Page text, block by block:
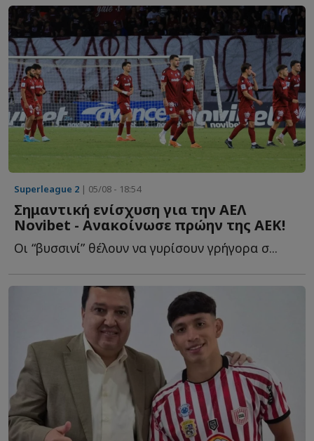
Superleague 2 | 05/08 - 18:54
Σημαντική ενίσχυση για την ΑΕΛ
Νovibet - Aνακοίνωσε πρώην της ΑΕΚ!
Οι “βυσσινί” θέλουν να γυρίσουν γρήγορα σ...